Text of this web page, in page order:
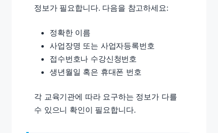
정보가 필요합니다. 다음을 참고하세요:
정확한 이름
사업장명 또는 사업자등록번호
접수번호나 수강신청번호
생년월일 혹은 휴대폰 번호
각 교육기관에 따라 요구하는 정보가 다를
수 있으니 확인이 필요합니다.